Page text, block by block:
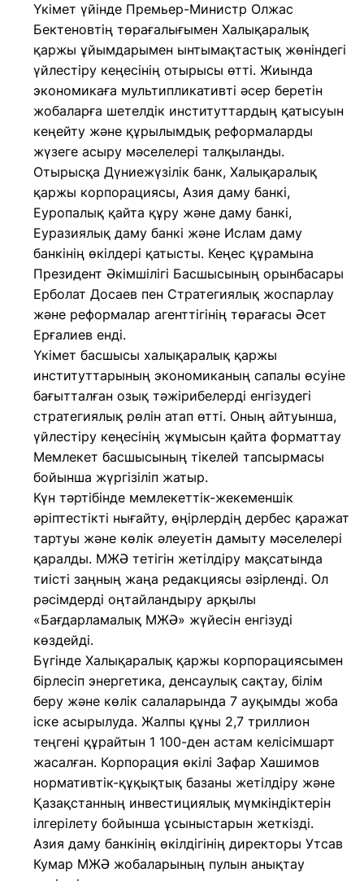
Үкімет үйінде Премьер-Министр Олжас
Бектеновтің төрағалығымен Халықаралық
қаржы ұйымдарымен ынтымақтастық жөніндегі
үйлестіру кеңесінің отырысы өтті. Жиында
экономикаға мультипликативті әсер беретін
жобаларға шетелдік институттардың қатысуын
кеңейту және құрылымдық реформаларды
жүзеге асыру мәселелері талқыланды.
Отырысқа Дүниежүзілік банк, Халықаралық
қаржы корпорациясы, Азия даму банкі,
Еуропалық қайта құру және даму банкі,
Еуразиялық даму банкі және Ислам даму
банкінің өкілдері қатысты. Кеңес құрамына
Президент Әкімшілігі Басшысының орынбасары
Ерболат Досаев пен Стратегиялық жоспарлау
және реформалар агенттігінің төрағасы Әсет
Ерғалиев енді.
Үкімет басшысы халықаралық қаржы
институттарының экономиканың сапалы өсуіне
бағытталған озық тәжірибелерді енгізудегі
стратегиялық рөлін атап өтті. Оның айтуынша,
үйлестіру кеңесінің жұмысын қайта форматтау
Мемлекет басшысының тікелей тапсырмасы
бойынша жүргізіліп жатыр.
Күн тәртібінде мемлекеттік-жекеменшік
әріптестікті нығайту, өңірлердің дербес қаражат
тартуы және көлік әлеуетін дамыту мәселелері
қаралды. МЖӘ тетігін жетілдіру мақсатында
тиісті заңның жаңа редакциясы әзірленді. Ол
рәсімдерді оңтайландыру арқылы
«Бағдарламалық МЖӘ» жүйесін енгізуді
көздейді.
Бүгінде Халықаралық қаржы корпорациясымен
бірлесіп энергетика, денсаулық сақтау, білім
беру және көлік салаларында 7 ауқымды жоба
іске асырылуда. Жалпы құны 2,7 триллион
теңгені құрайтын 1 100-ден астам келісімшарт
жасалған. Корпорация өкілі Зафар Хашимов
нормативтік-құқықтық базаны жетілдіру және
Қазақстанның инвестициялық мүмкіндіктерін
ілгерілету бойынша ұсыныстарын жеткізді.
Азия даму банкінің өкілдігінің директоры Утсав
Кумар МЖӘ жобаларының пулын анықтау